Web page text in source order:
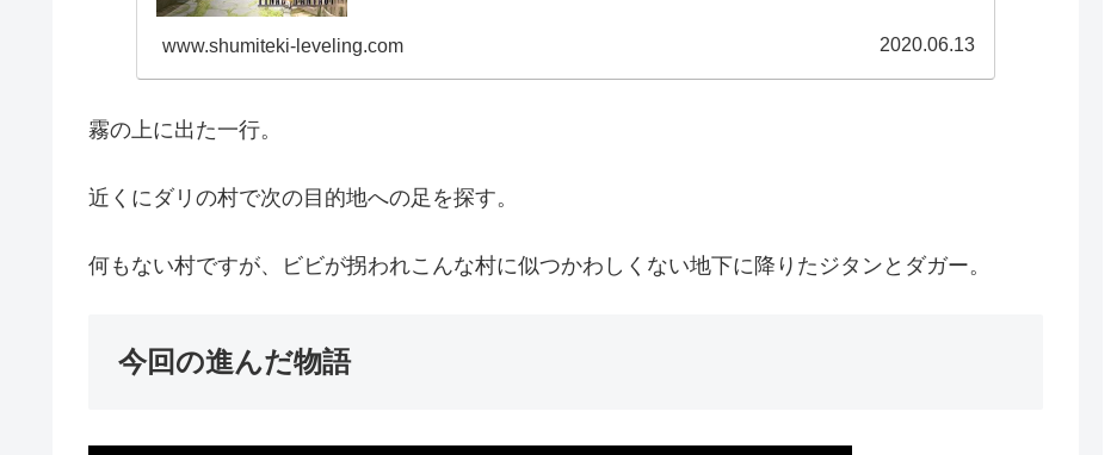
www.shumiteki-leveling.com 2020.06.13
霧の上に出た一行。
近くにダリの村で次の目的地への足を探す。
何もない村ですが、ビビが拐われこんな村に似つかわしくない地下に降りたジタンとダガー。
今回の進んだ物語